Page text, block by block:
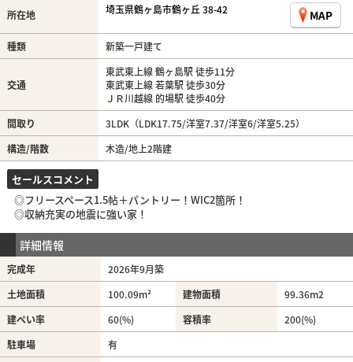
所在地 埼玉県鶴ヶ島市鶴ヶ丘 38-42 MAP
種類 新築一戸建て
交通
東武東上線 鶴ヶ島駅 徒歩11分
東武東上線 若葉駅 徒歩30分
ＪＲ川越線 的場駅 徒歩40分
間取り
3LDK（LDK17.75/洋室7.37/洋室6/洋室5.25）
構造/階数
木造/地上2階建
セールスコメント
◎フリースペース1.5帖＋パントリー！WIC2箇所！
◎収納充実の地震に強い家！
詳細情報
完成年
2026年9月築
土地面積
100.09m² 建物面積 99.36m2
建ぺい率
60(%) 容積率
200(%)
駐車場
有